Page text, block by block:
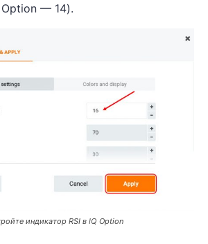
— 14).
индикатор RSI в IQ Option